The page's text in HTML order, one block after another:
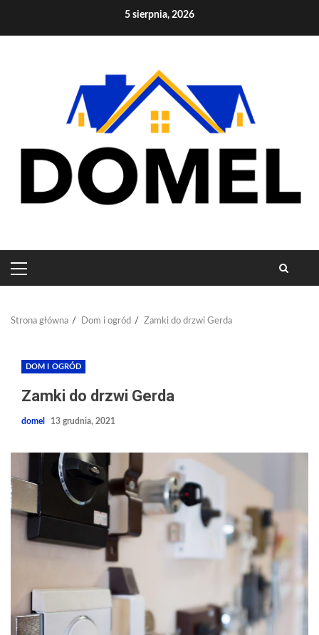
5 sierpnia, 2026
PRIMARY
MENU
Strona główna Dom i ogród Zamki do drzwi Gerda
DOM I OGRÓD
Zamki do drzwi Gerda
domel 13 grudnia, 2021